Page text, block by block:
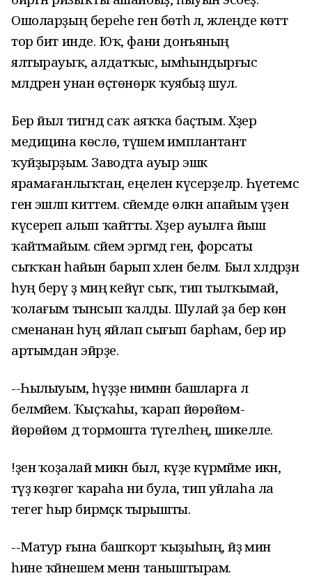
Ошоларҙың береһе генә бөтһә лә, әжәлеңде көттә
тор бит инде. Юҡ, фани донъяның
ялтырауыҡ, алдатҡыс, ымһындырғыс
мәлдәрен унан өҫтөнөрәк ҡуябыҙ шул.
Бер йыл тигәндә саҡ аяҡҡа баҫтым. Хәҙер
медицина көслө, түшемә имплантант
ҡуйҙырҙым. Заводта ауыр эшкә
ярамағанлыҡтан, еңеленә күсерҙеләр. Һәүетемсә
генә эшләп киттем. әсәйемде өлкән апайым үҙенә
күсереп алып ҡайтты. Хәҙер ауылға йыш
ҡайтмайым. әсәйем эргәмдә генә, форсаты
сыҡҡан һайын барып хәлен беләм. Был хәлдәрҙән
һуң берәү ҙә миңә кейәүгә сыҡ, тип тылҡымай,
ҡолағым тынсып ҡалды. Шулай ҙа бер көн
сменанан һуң яйлап сығып барһам, бер ир
артымдан эйәрҙе.
--Һылыуым, һүҙҙе нимәнән башларға лә
белмәйем. Ҡыҫҡаһы, ҡарап йөрөйөм-
йөрөйөм дә тормошта түгелһең, шикелле.
!ҙенә ҡоҙалай микән был, күҙе күрмәйме икән,
тәүҙә көҙгөгә ҡараһа ни була, тип уйлаһа ла
тегегә һыр бирмәҫкә тырышты.
--Матур ғына башҡорт ҡыҙыһың, әйҙә мин
һине ҡәйнешем менән таныштырам.